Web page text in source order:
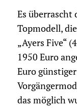
Es überrascht
Topmodell,
„Ayers Five“
1950 Euro
Euro
das möglich